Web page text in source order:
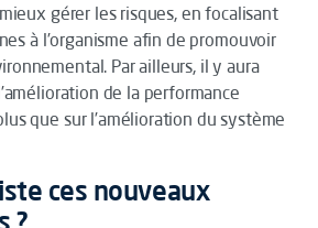
gérer les risques, en focalisant
à l’organisme afin de promouvoir
Par ailleurs, il y aura
de la performance
que sur l’amélioration du système
ces nouveaux
?